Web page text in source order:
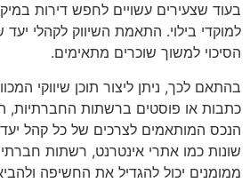
בעוד שצעירים עשויים לחפש דירות
למוקדי בילוי. התאמת השיווק לקהלי יעד
הסיכוי למשוך שוכרים מתאימים.
בהתאם לכך, ניתן ליצור תוכן שיווקי
כתבות או פוסטים ברשתות החברתיות,
הנכס המותאמים לצרכים של כל קהל
שונות כמו אתרי אינטרנט, רשתות
ממומנים יכול להגדיל את החשיפה